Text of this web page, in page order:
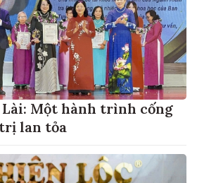
Lài: Một hành trình cống
lan tỏa